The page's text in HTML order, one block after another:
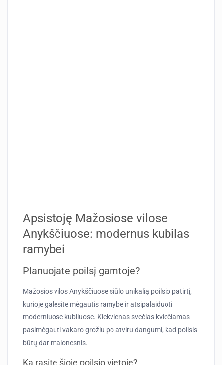
Apsistoję Mažosiose vilose
Anykščiuose: modernus kubilas
ramybei
Planuojate poilsį gamtoje?
Mažosios vilos Anykščiuose siūlo unikalią poilsio patirtį,
kurioje galėsite mėgautis ramybe ir atsipalaiduoti
moderniuose kubiluose. Kiekvienas svečias kviečiamas
pasimėgauti vakaro grožiu po atviru dangumi, kad poilsis
būtų dar malonesnis.
Ką rasite šioje poilsio vietoje?